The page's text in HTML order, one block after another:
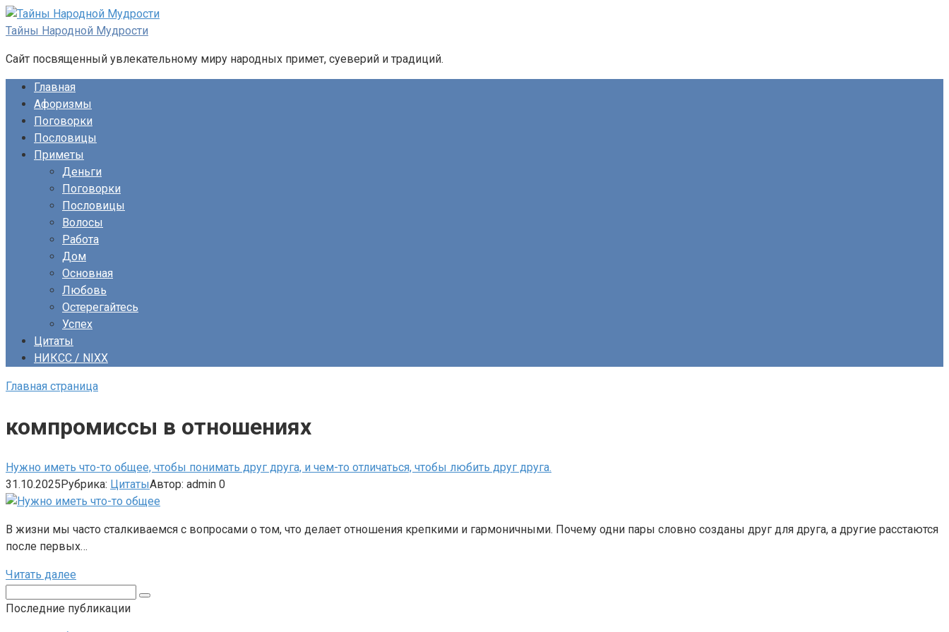
Перейти
к
Тайны Народной Мудрости
Сайт посвященный увлекательному миру народных примет, суеверий и традиций.
Главная
Афоризмы
Поговорки
Пословицы
Приметы
Деньги
Поговорки
Пословицы
Волосы
Работа
Дом
Основная
Любовь
Остерегайтесь
Успех
Цитаты
НИКСС / NIXX
Главная страница
компромиссы в отношениях
Нужно иметь что-то общее, чтобы понимать друг друга, и чем-то отличаться, чтобы любить друг друга.
31.10.2025Рубрика: ЦитатыАвтор: admin 0
В жизни мы часто сталкиваемся с вопросами о том, что делает отношения крепкими и гармоничными. Почему одни пары словно созданы друг для друга, а другие расстаются
после первых…
Читать далее
Последние публикации